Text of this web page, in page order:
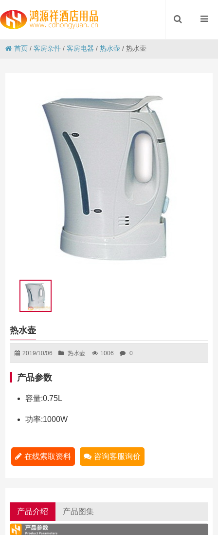
首页 /客房杂件 /客房电器 /热水壶 /热水壶
热水壶
2019/10/06 热水壶 1006 0
产品参数
容量:0.75L
功率:1000W
在线索取资料 咨询客服询价
产品介绍 产品图集